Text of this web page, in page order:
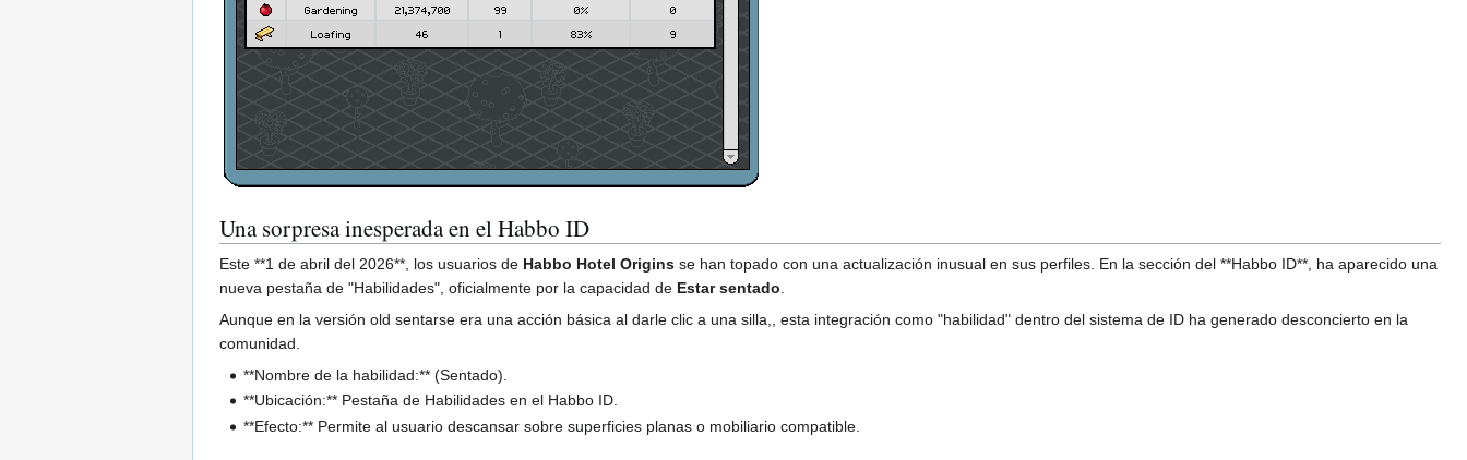
Una sorpresa inesperada en el Habbo ID
Este **1 de abril del 2026**, los usuarios de Habbo Hotel Origins se han topado con una actualización inusual en sus perfiles. En la sección del **Habbo ID**, ha aparecido una
nueva pestaña de "Habilidades", oficialmente por la capacidad de Estar sentado
Aunque en la versión old sentarse era una acción básica al darle clic a una silla,, esta integración como "habilidad" dentro del sistema de ID ha generado desconcierto en la
comunidad.
**Nombre de la habilidad:** (Sentado).
**Ubicación:** Pestaña de Habilidades en el Habbo ID.
**Efecto:** Permite al usuario descansar sobre superficies planas o mobiliario compatible.